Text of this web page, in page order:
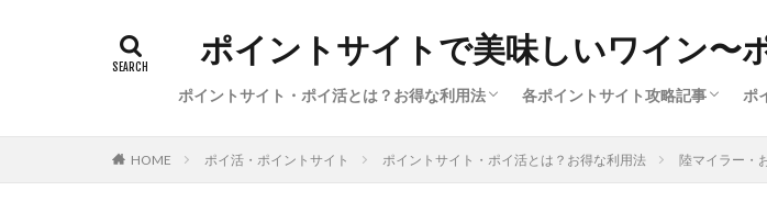
ポイントサイトで美味しいワイン〜
ポイントサイト・ポイ活とは？お得な利用法
初心者向けポイ活の始め方（基礎知識、経済
ポイ活の稼ぎ方（本日のイチオシ案件・サー
サービス特集・キャンペーン（新規登録、広
陸マイラー・お得で便利な旅行方法
ポイ活利用した体験談・獲得ポイント数
各ポイントサイト攻略記事
ハピタス（サイト解説①）
ポイントインカム（サイト解説③
ポイントタウン（サイト解説⑤）
ちょびリッチ（サイト解説②）
ECナビ（サイト解説⑥）
モッピー（サイト解説④）
ポ
HOME ポイ活・ポイントサイト ポイントサイト・ポイ活とは？お得な利用法 陸マイラー・